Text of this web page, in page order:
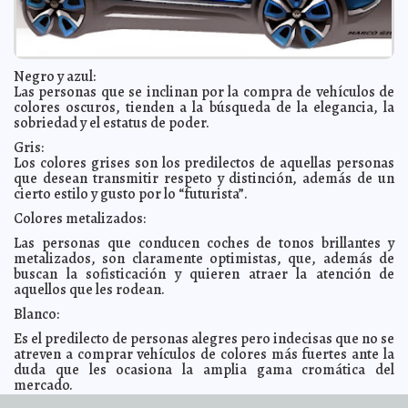
2014-03-25 20:34:00 Universidad de Stuttgart amplía relaciones con UADY
Ariel Martín
2014-03-25 20:31:48 Tres décadas sirviendo a la comunidadValeria Fernández
2014-03-25 20:28:48 Entregan sillas de ruedas a 72 yucatecos Osvaldo Chávez
2014-03-25 20:22:36 Apoyo médico y alimentario llega al Oriente de la
entidad Kamila López
2014-03-25 20:18:35
2014-03-25 20:02:01 Escultista fungirá como titular de la SEDUMA por un día
Ariel Martín
2014-03-25 16:00:55 Oceanografía ya estafaba desde 2005
Infante
2014-03-25 15:58:13 Ninel Conde será mamá de nuevo: tiene tres meses de
embarazo Claudia Sofía Gómez Infante
2014-03-25 15:55:56 ¿Quiénes eran los pasajeros del avión malayo? Claudia
Sofía Gómez Infante
2014-03-25 15:51:25
debilidad de Rusia"
2014-03-25 06:58:32 Las personas mienten al menos 10 veces al día, revela
un estudio Carmen Alicia Briceño Sánchez
2014-03-25 06:55:48 Estrangulan a su hija por casarse sin permiso
Alicia Briceño Sánchez
Negro y azul:
Las personas que se inclinan por la compra de vehículos de
colores oscuros, tienden a la búsqueda de la elegancia, la
sobriedad y el estatus de poder.
Gris:
Los colores grises son los predilectos de aquellas personas
que desean transmitir respeto y distinción, además de un
cierto estilo y gusto por lo “futurista”.
Colores metalizados:
Las personas que conducen coches de tonos brillantes y
metalizados, son claramente optimistas, que, además de
buscan la sofisticación y quieren atraer la atención de
aquellos que les rodean.
Blanco:
Es el predilecto de personas alegres pero indecisas que no se
atreven a comprar vehículos de colores más fuertes ante la
duda que les ocasiona la amplia gama cromática del
mercado.